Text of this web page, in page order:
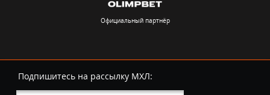
Официальный партнёр
Подпишитесь на рассылку МХЛ: